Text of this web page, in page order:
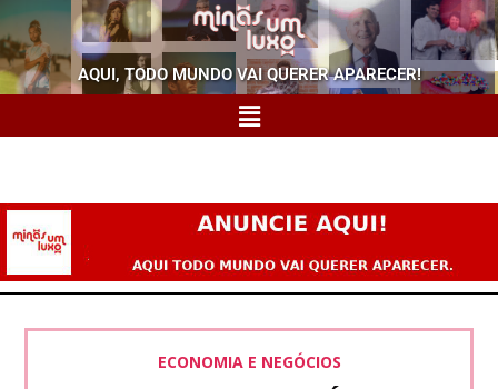
AQUI, TODO MUNDO VAI QUERER APARECER!
ECONOMIA E NEGÓCIOS